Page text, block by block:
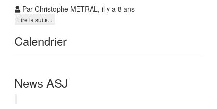
Par Christophe METRAL, il y a 8 ans
Lire la suite...
Calendrier
News ASJ